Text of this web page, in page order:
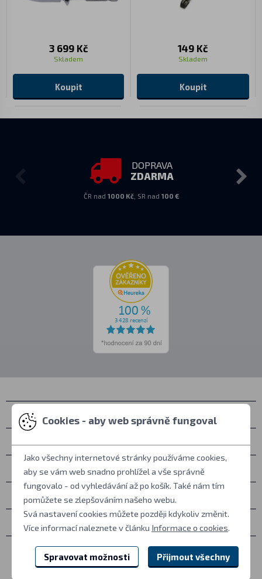
3 699 Kč
Skladem
Koupit
149 Kč
Skladem
Koupit
DOPRAVA
ZDARMA
ČR nad 1000 Kč, SR nad 100 €
Kontakty
Osobní vyzvednutí
Vše o nákupu
Další informace
Ostatní
Cookies - aby web správně fungoval
Jako všechny internetové stránky používáme cookies,
aby se vám web snadno prohlížel a vše správně
fungovalo - od vyhledávání až po košík. Také nám tím
pomůžete se zlepšováním našeho webu.
Svá nastavení cookies můžete později kdykoliv změnit.
Více informací naleznete v článku Informace o cookies.
Spravovat možnosti Přijmout všechny